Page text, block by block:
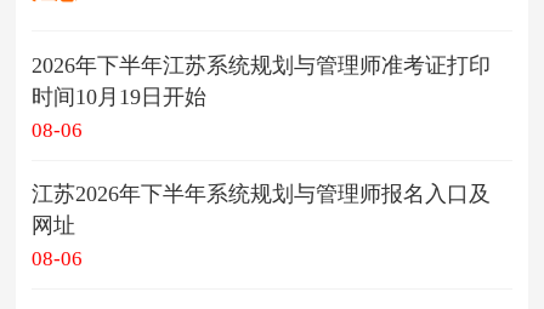
2026年下半年江苏系统规划与管理师准考证打印
时间10月19日开始
08-06
江苏2026年下半年系统规划与管理师报名入口及
网址
08-06